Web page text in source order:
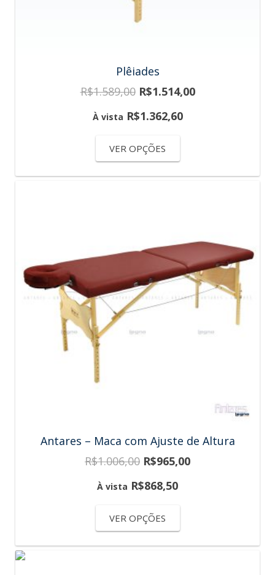
Plêiades
R$1.589,00 R$1.514,00
À vista R$1.362,60
VER OPÇÕES
Antares – Maca com Ajuste de Altura
R$1.006,00 R$965,00
À vista R$868,50
VER OPÇÕES